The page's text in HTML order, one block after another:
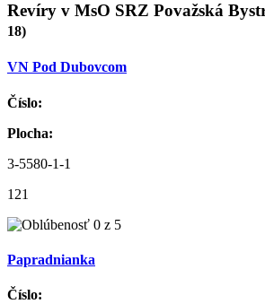
Revíry v MsO SRZ Považská
18)
VN Pod Dubovcom
Číslo:
Plocha:
3-5580-1-1
121
Papradnianka
Číslo: